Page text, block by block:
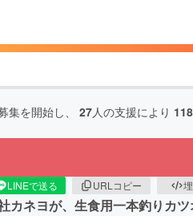
集を開始し、 27人の支援により
LINEで送る URLコピー
カネヨが、生食用一本釣りカ